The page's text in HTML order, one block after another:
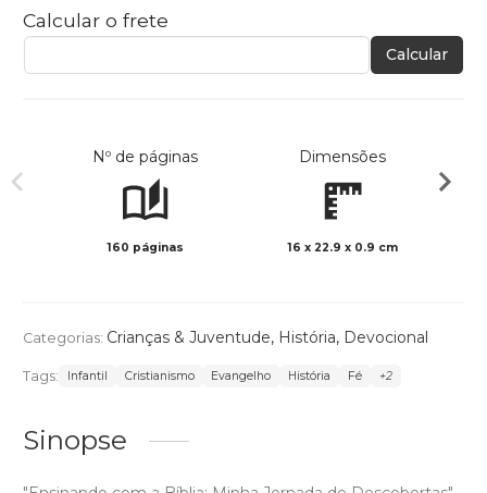
Calcular o frete
Calcular
Nº de páginas
160 páginas
Dimensões
16 x 22.9 x 0.9 cm
Categorias: Crianças & Juventude, História, Devocional
Tags: Infantil Cristianismo Evangelho História Fé +2
Sinopse